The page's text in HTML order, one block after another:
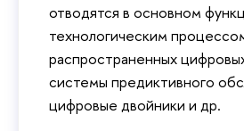
отводятся в основном
технологическим
распространенных
системы предиктивного
цифровые двойники и др.